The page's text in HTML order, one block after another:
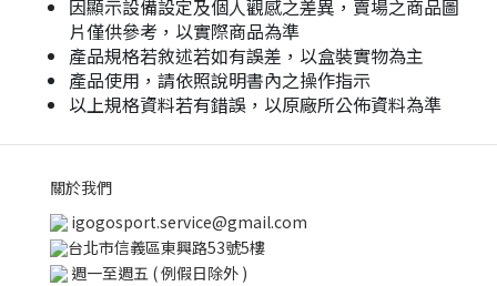
因顯示設備設定及個人觀感之差異，賣場之商品圖
片僅供參考，以實際商品為準
產品規格若敘述若如有誤差，以盒裝實物為主
產品使用，請依照說明書內之操作指示
以上規格資料若有錯誤，以原廠所公佈資料為準
關於我們
igogosport.service@gmail.com
台北市信義區東興路53號5樓
週一至週五 ( 例假日除外 )